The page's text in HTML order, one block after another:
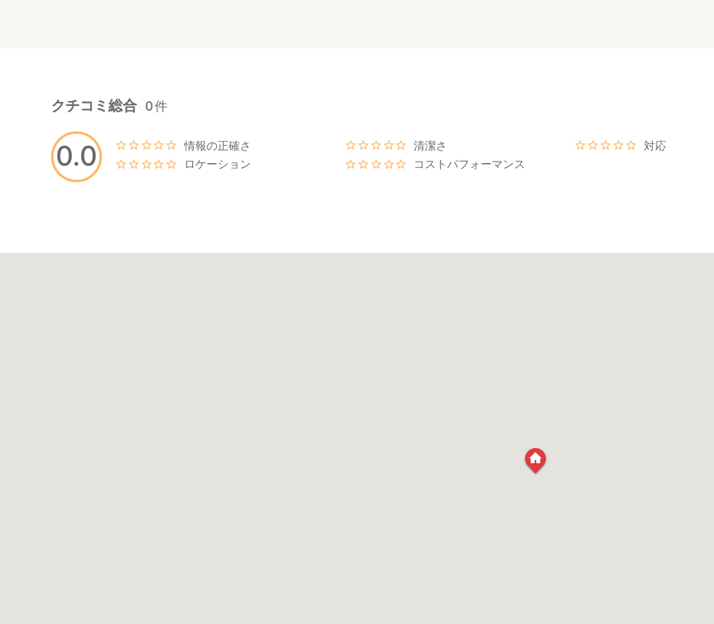
0.0
クチコミ総合 0件
情報の正確さ 清潔さ
対応
ロケーション
コストパフォーマンス